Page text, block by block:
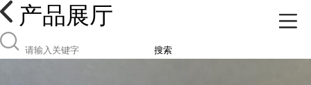
产品展厅
搜索